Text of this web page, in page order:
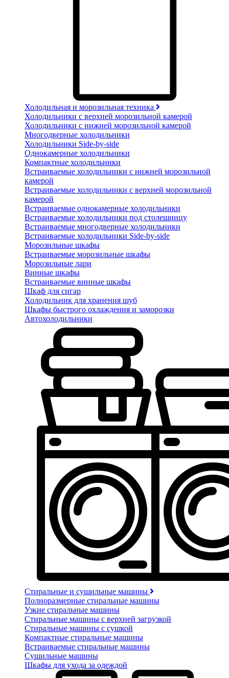
Холодильная и морозильная техника
Холодильники с верхней морозильной камерой
Холодильники с нижней морозильной камерой
Многодверные холодильники
Холодильники Side-by-side
Однокамерные холодильники
Компактные холодильники
Встраиваемые холодильники с нижней морозильной
камерой
Встраиваемые холодильники с верхней морозильной
камерой
Встраиваемые однокамерные холодильники
Встраиваемые холодильники под столешницу
Встраиваемые многодверные холодильники
Встраиваемые холодильники Side-by-side
Морозильные шкафы
Встраиваемые морозильные шкафы
Морозильные лари
Винные шкафы
Встраиваемые винные шкафы
Шкаф для сигар
Холодильник для хранения шуб
Шкафы быстрого охлаждения и заморозки
Автохолодильники
Стиральные и сушильные машины
Полноразмерные стиральные машины
Узкие стиральные машины
Стиральные машины с верхней загрузкой
Стиральные машины с сушкой
Компактные стиральные машины
Встраиваемые стиральные машины
Сушильные машины
Шкафы для ухода за одеждой